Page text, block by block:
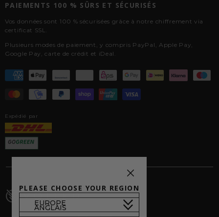
PAIEMENTS 100 % SÛRS ET SÉCURISÉS
Vos données sont 100 % sécurisées grâce à notre chiffrement via
certificat SSL.
Plusieurs modes de paiement, y compris PayPal, Apple Pay,
Google Pay, carte de crédit et iDeal.
Expédié par
PLEASE CHOOSE YOUR REGION